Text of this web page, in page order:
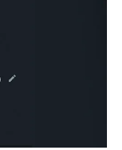
uno de los
celebrará en